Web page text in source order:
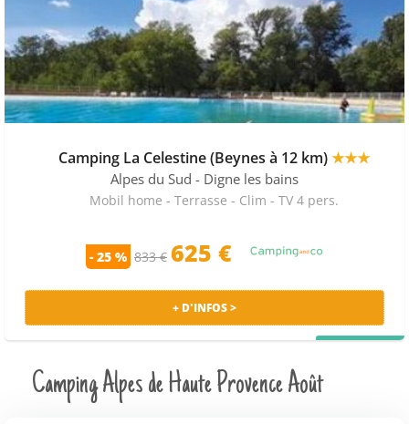
Camping La Celestine (Beynes à 12 km)★★★
Alpes du Sud - Digne les bains
Mobil home - Terrasse - Clim - TV 4 pers.
- 25 % 833 € 625 €
+ D'INFOS >
Camping Alpes de Haute Provence Août